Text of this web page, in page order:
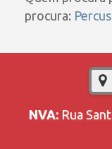
procura:
NVA:Rua